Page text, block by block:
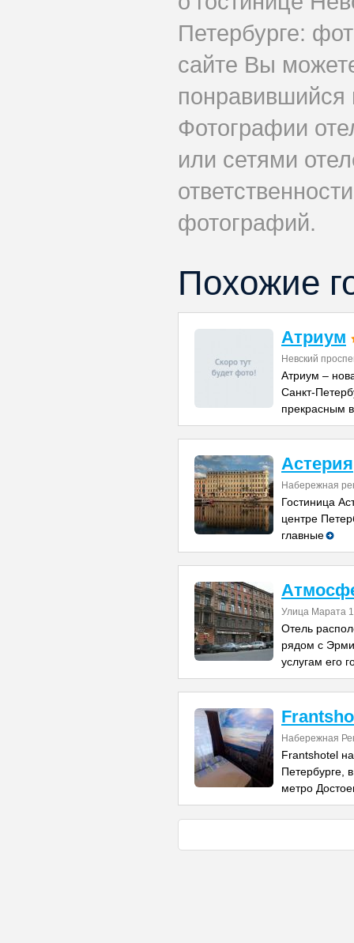
Петербурге:
сайте Вы
понравившийся
Фотографии
или сетями
фотографий.
Похожие
Атриум
Невский
Атриум –
Санкт-
прекрасным
Астерия
Набережная
Гостиница
центре
главные
Улица Марата
Отель
рядом с
услугам его
Набережная
Frantshotel
Петербурге,
метро